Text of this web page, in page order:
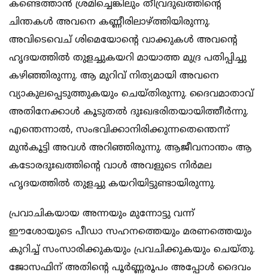
കണ്ടെത്താൻ ശ്രമിച്ചെങ്കിലും തീവ്രദുഖത്തിന്റെ
ചിന്തകൾ അവനെ കണ്ണീരിലാഴ്ത്തിയിരുന്നു.
അവിടെവെച് ശിമെയോന്റെ വാക്കുകൾ അവന്റെ
ഹൃദയത്തിൽ തുളച്ചുകയറി മായാത്ത മുദ്ര പതിപ്പിച്ചു
കഴിഞ്ഞിരുന്നു. ആ മുറിവ് നിത്യമായി അവനെ
വ്യാകുലപ്പെടുത്തുകയും ചെയ്തിരുന്നു. ദൈവമാതാവ്
അതിനേക്കാൾ കൂടുതൽ ദുഃഖഭരിതയായിത്തീർന്നു.
എന്തെന്നാൽ, സംഭവിക്കാനിരിക്കുന്നതെന്തെന്ന്
മുൻകൂട്ടി അവൾ അറിഞ്ഞിരുന്നു. ആജീവനാന്തം ആ
കടോരദുഃഖത്തിന്റെ വാൾ അവളുടെ നിർമല
ഹൃദയത്തിൽ തുളച്ചു കയറിയിട്ടുണ്ടായിരുന്നു.
പ്രവാചികയായ അന്നയും മുന്നോട്ടു വന്ന്
ഈശോയുടെ പീഡാ സഹനത്തെയും മരണത്തെയും
കുറിച്ച് സംസാരിക്കുകയും പ്രവചിക്കുകയും ചെയ്തു.
ജോസഫിന് അതിന്റെ പൂർണ്ണരൂപം അപ്പോൾ ദൈവം